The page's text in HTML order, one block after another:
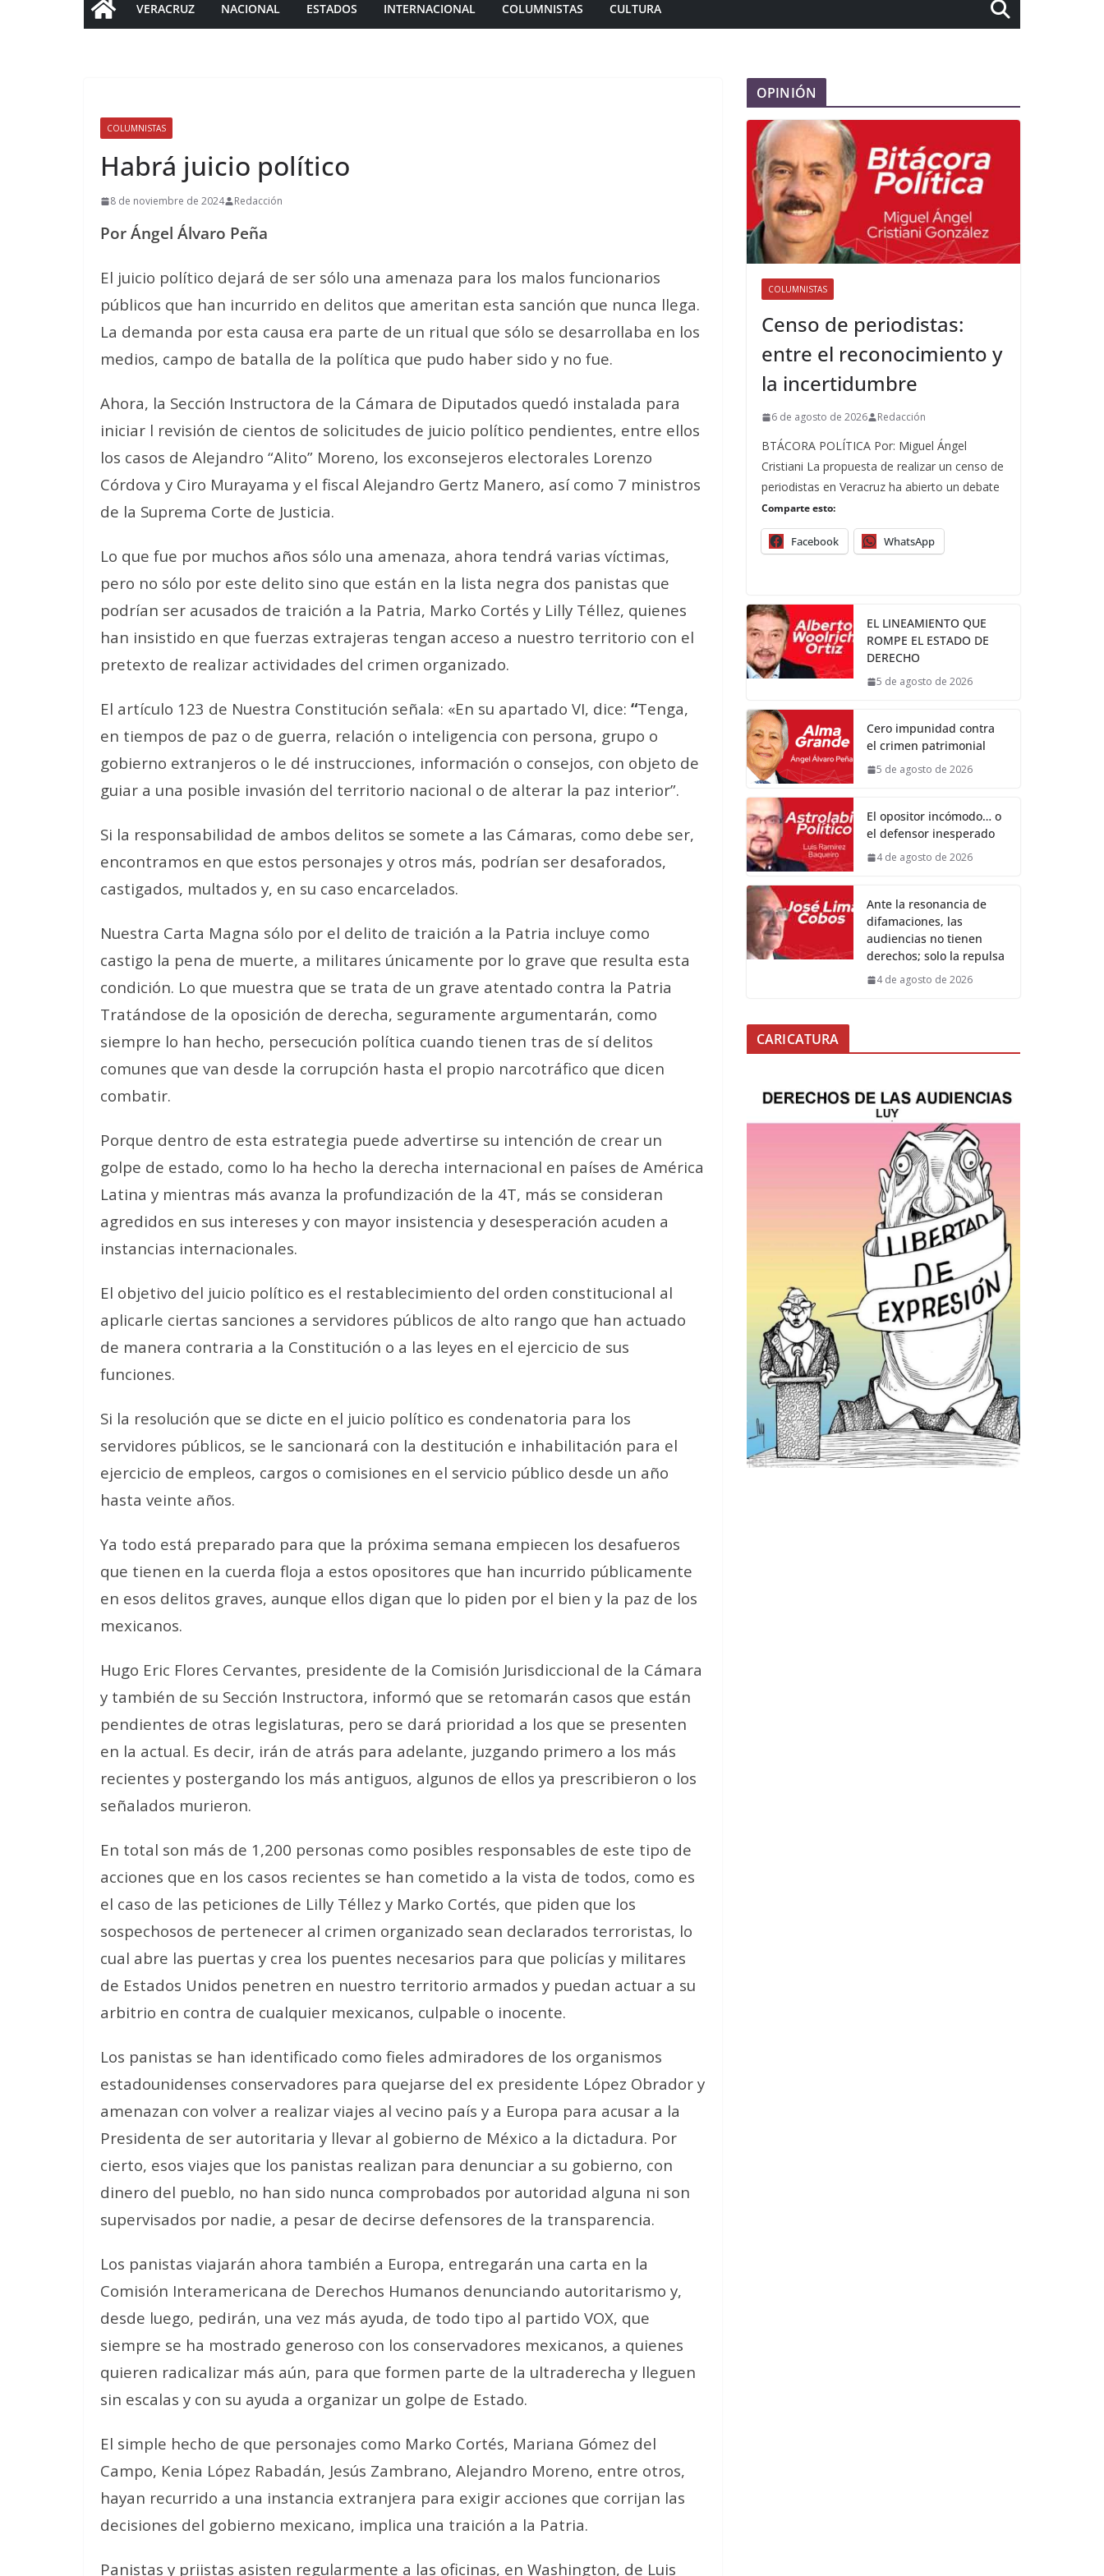
VERACRUZ NACIONAL ESTADOS INTERNACIONAL COLUMNISTAS CULTURA
COLUMNISTAS
Habrá juicio político
8 de noviembre de 2024 Redacción
Por Ángel Álvaro Peña
El juicio político dejará de ser sólo una amenaza para los malos funcionarios
públicos que han incurrido en delitos que ameritan esta sanción que nunca llega.
La demanda por esta causa era parte de un ritual que sólo se desarrollaba en los
medios, campo de batalla de la política que pudo haber sido y no fue.
Ahora, la Sección Instructora de la Cámara de Diputados quedó instalada para
iniciar l revisión de cientos de solicitudes de juicio político pendientes, entre ellos
los casos de Alejandro “Alito” Moreno, los exconsejeros electorales Lorenzo
Córdova y Ciro Murayama y el fiscal Alejandro Gertz Manero, así como 7 ministros
de la Suprema Corte de Justicia.
Lo que fue por muchos años sólo una amenaza, ahora tendrá varias víctimas,
pero no sólo por este delito sino que están en la lista negra dos panistas que
podrían ser acusados de traición a la Patria, Marko Cortés y Lilly Téllez, quienes
han insistido en que fuerzas extrajeras tengan acceso a nuestro territorio con el
pretexto de realizar actividades del crimen organizado.
El artículo 123 de Nuestra Constitución señala: «En su apartado VI, dice: “Tenga,
en tiempos de paz o de guerra, relación o inteligencia con persona, grupo o
gobierno extranjeros o le dé instrucciones, información o consejos, con objeto de
guiar a una posible invasión del territorio nacional o de alterar la paz interior”.
Si la responsabilidad de ambos delitos se somete a las Cámaras, como debe ser,
encontramos en que estos personajes y otros más, podrían ser desaforados,
castigados, multados y, en su caso encarcelados.
Nuestra Carta Magna sólo por el delito de traición a la Patria incluye como
castigo la pena de muerte, a militares únicamente por lo grave que resulta esta
condición. Lo que muestra que se trata de un grave atentado contra la Patria
Tratándose de la oposición de derecha, seguramente argumentarán, como
siempre lo han hecho, persecución política cuando tienen tras de sí delitos
comunes que van desde la corrupción hasta el propio narcotráfico que dicen
combatir.
Porque dentro de esta estrategia puede advertirse su intención de crear un
golpe de estado, como lo ha hecho la derecha internacional en países de América
Latina y mientras más avanza la profundización de la 4T, más se consideran
agredidos en sus intereses y con mayor insistencia y desesperación acuden a
instancias internacionales.
El objetivo del juicio político es el restablecimiento del orden constitucional al
aplicarle ciertas sanciones a servidores públicos de alto rango que han actuado
de manera contraria a la Constitución o a las leyes en el ejercicio de sus
funciones.
Si la resolución que se dicte en el juicio político es condenatoria para los
servidores públicos, se le sancionará con la destitución e inhabilitación para el
ejercicio de empleos, cargos o comisiones en el servicio público desde un año
hasta veinte años.
Ya todo está preparado para que la próxima semana empiecen los desafueros
que tienen en la cuerda floja a estos opositores que han incurrido públicamente
en esos delitos graves, aunque ellos digan que lo piden por el bien y la paz de los
mexicanos.
Hugo Eric Flores Cervantes, presidente de la Comisión Jurisdiccional de la Cámara
y también de su Sección Instructora, informó que se retomarán casos que están
pendientes de otras legislaturas, pero se dará prioridad a los que se presenten
en la actual. Es decir, irán de atrás para adelante, juzgando primero a los más
recientes y postergando los más antiguos, algunos de ellos ya prescribieron o los
señalados murieron.
En total son más de 1,200 personas como posibles responsables de este tipo de
acciones que en los casos recientes se han cometido a la vista de todos, como es
el caso de las peticiones de Lilly Téllez y Marko Cortés, que piden que los
sospechosos de pertenecer al crimen organizado sean declarados terroristas, lo
cual abre las puertas y crea los puentes necesarios para que policías y militares
de Estados Unidos penetren en nuestro territorio armados y puedan actuar a su
arbitrio en contra de cualquier mexicanos, culpable o inocente.
Los panistas se han identificado como fieles admiradores de los organismos
estadounidenses conservadores para quejarse del ex presidente López Obrador y
amenazan con volver a realizar viajes al vecino país y a Europa para acusar a la
Presidenta de ser autoritaria y llevar al gobierno de México a la dictadura. Por
cierto, esos viajes que los panistas realizan para denunciar a su gobierno, con
dinero del pueblo, no han sido nunca comprobados por autoridad alguna ni son
supervisados por nadie, a pesar de decirse defensores de la transparencia.
Los panistas viajarán ahora también a Europa, entregarán una carta en la
Comisión Interamericana de Derechos Humanos denunciando autoritarismo y,
desde luego, pedirán, una vez más ayuda, de todo tipo al partido VOX, que
siempre se ha mostrado generoso con los conservadores mexicanos, a quienes
quieren radicalizar más aún, para que formen parte de la ultraderecha y lleguen
sin escalas y con su ayuda a organizar un golpe de Estado.
El simple hecho de que personajes como Marko Cortés, Mariana Gómez del
Campo, Kenia López Rabadán, Jesús Zambrano, Alejandro Moreno, entre otros,
hayan recurrido a una instancia extranjera para exigir acciones que corrijan las
decisiones del gobierno mexicano, implica una traición a la Patria.
Panistas y priistas asisten regularmente a las oficinas, en Washington, de Luis
OPINIÓN
COLUMNISTAS
Censo de periodistas:
entre el reconocimiento y
la incertidumbre
6 de agosto de 2026 Redacción
BTÁCORA POLÍTICA Por: Miguel Ángel
Cristiani La propuesta de realizar un censo de
periodistas en Veracruz ha abierto un debate
Comparte esto:
Facebook WhatsApp
EL LINEAMIENTO QUE
ROMPE EL ESTADO DE
DERECHO
5 de agosto de 2026
Cero impunidad contra
el crimen patrimonial
5 de agosto de 2026
El opositor incómodo… o
el defensor inesperado
4 de agosto de 2026
Ante la resonancia de
difamaciones, las
audiencias no tienen
derechos; solo la repulsa
4 de agosto de 2026
CARICATURA